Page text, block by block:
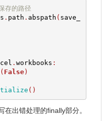
的路径
. path . abspath ( save_
. workbooks :
( False)
()
出错处理的finally部分。